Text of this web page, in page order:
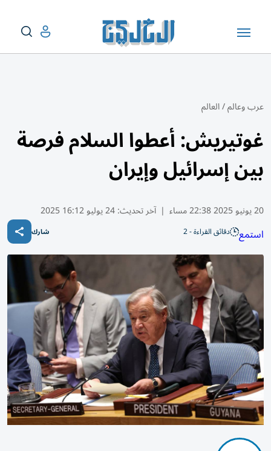
عرب وعالم/العالم
غوتيريش: أعطوا السلام فرصة
بين إسرائيل وإيران
20 يونيو 2025 22:38 مساء | آخر تحديث:24 يوليو 16:12 2025
استمع دقائق القراءة - 2 شارك